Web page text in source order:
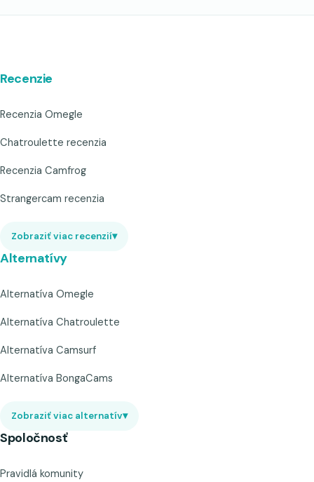
Recenzie
Recenzia Omegle
Chatroulette recenzia
Recenzia Camfrog
Strangercam recenzia
Zobraziť viac recenzií▾
Alternatívy
Alternatíva Omegle
Alternatíva Chatroulette
Alternatíva Camsurf
Alternatíva BongaCams
Zobraziť viac alternatív▾
Spoločnosť
Pravidlá komunity